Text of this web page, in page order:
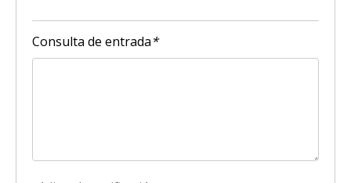
*
Consulta de entrada